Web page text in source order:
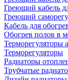
Греющий кабель
Греющий
Кабель для
Обогрев полов в
Терморегуляторы
Терморегуляторы
Радиаторы
Трубчатые